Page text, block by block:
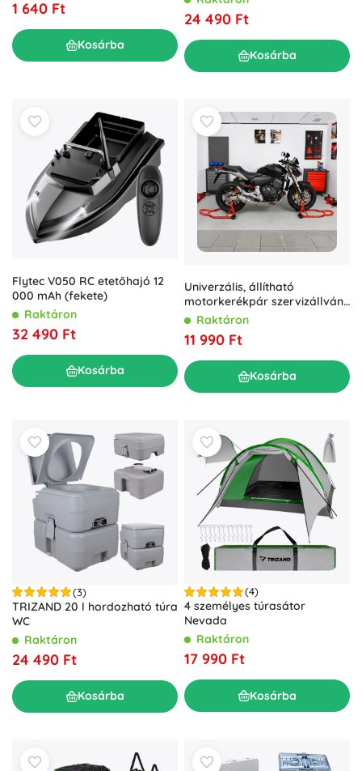
1 640 Ft
Kosárba
24 490 Ft
Kosárba
Flytec V050 RC etetőhajó 12
000 mAh (fekete)
Raktáron
32 490 Ft
Kosárba
Univerzális, állítható
motorkerékpár szervizállvány
(első és hátsó) 450 kg
Raktáron
11 990 Ft
Kosárba
(3)
TRIZAND 20 l hordozható túra
WC
Raktáron
24 490 Ft
Kosárba
(4)
4 személyes túrasátor
Nevada
Raktáron
17 990 Ft
Kosárba